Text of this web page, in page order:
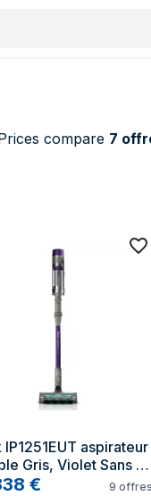
compare 7
table (7
IP1251EUT aspirateur
Gris, Violet Sans
€ 9 offres